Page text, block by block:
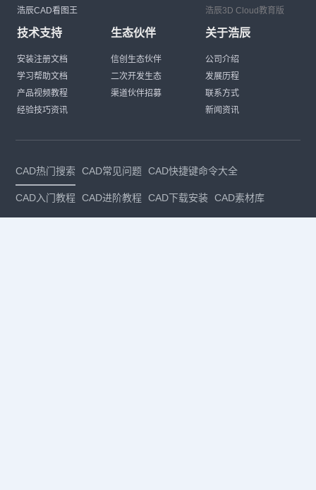
浩辰CAD看图王
浩辰3D Cloud教育版
技术支持
安装注册文档
学习帮助文档
产品视频教程
经验技巧资讯
生态伙伴
信创生态伙伴
二次开发生态
渠道伙伴招募
关于浩辰
公司介绍
发展历程
联系方式
新闻资讯
CAD热门搜索 CAD常见问题 CAD快捷键命令大全
CAD入门教程 CAD进阶教程 CAD下载安装 CAD素材库